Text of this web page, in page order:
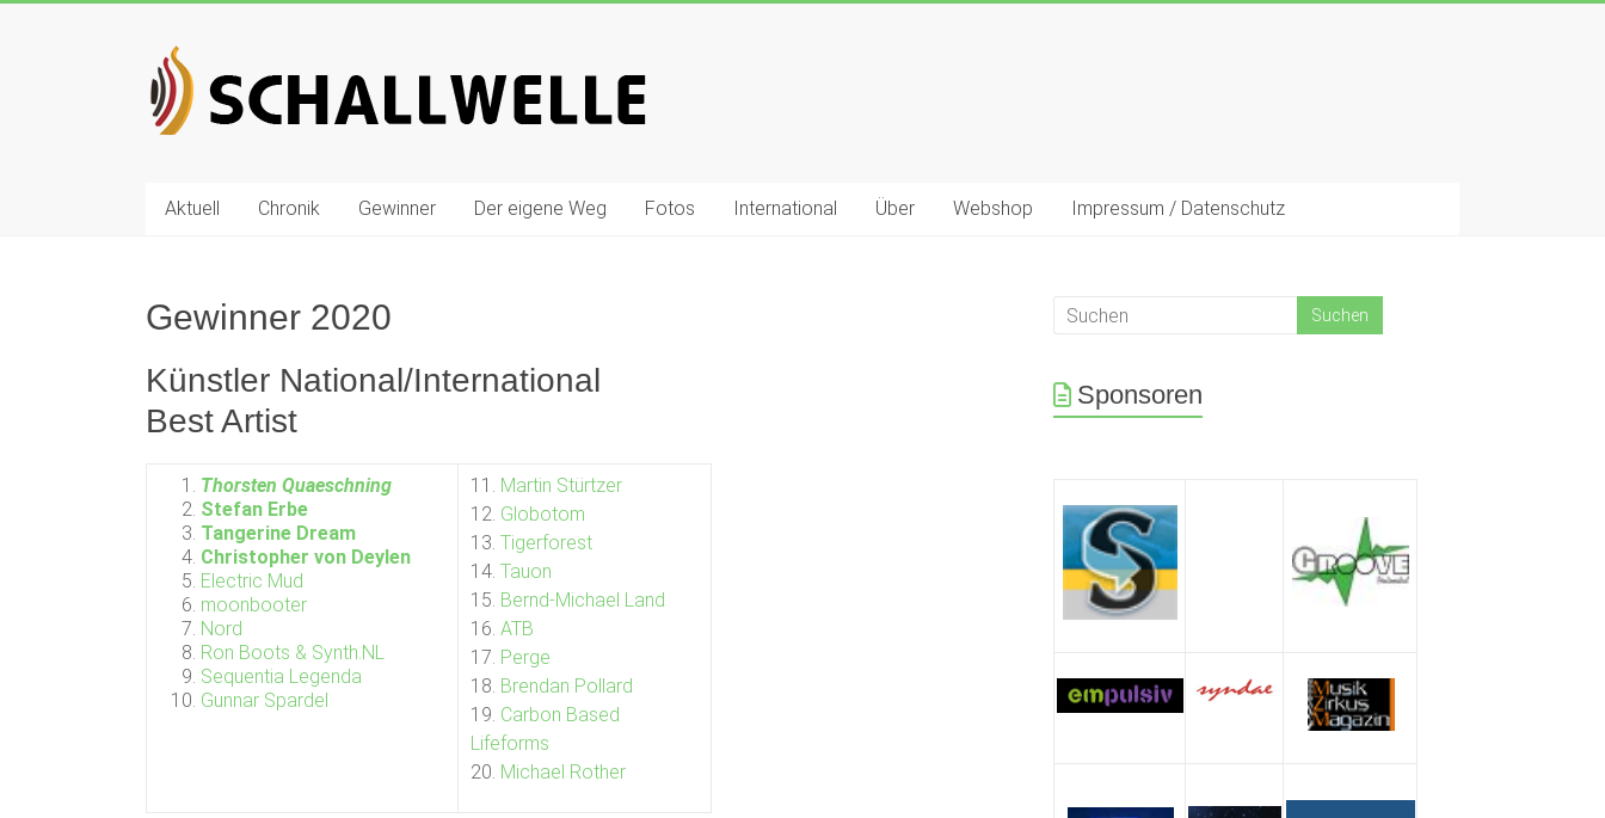
Schallwelle
Preis
fürAktuell Chronik Gewinner Der eigene Weg Fotos International Über Webshop Impressum / Datenschutz
Gewinner 2020
Künstler National/International
Best Artist
Thorsten Quaeschning
Stefan Erbe
Tangerine Dream
Christopher von Deylen
Electric Mud
moonbooter
Nord
Ron Boots & Synth.NL
Sequentia Legenda
Gunnar Spardel
11. Martin Stürtzer
12. Globotom
13. Tigerforest
14. Tauon
15. Bernd-Michael Land
16. ATB
17. Perge
18. Brendan Pollard
19. Carbon Based
Lifeforms
20. Michael Rother
Sponsoren